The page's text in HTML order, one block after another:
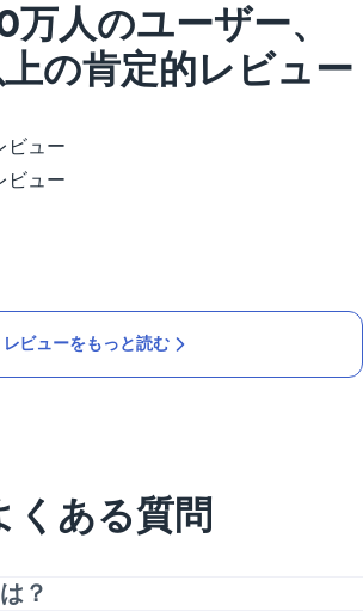
万人のユーザー、
の肯定的レビュー
ビュー
ビュー
レビューをもっと読む
くある質問
？